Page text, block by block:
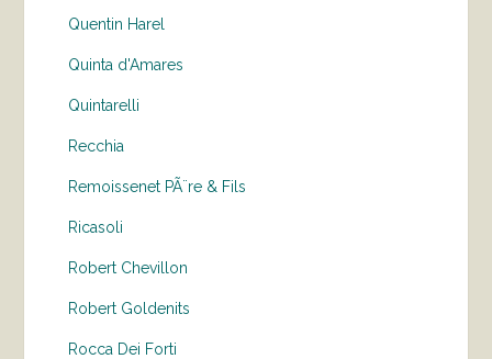
Quentin Harel
Quinta d'Amares
Quintarelli
Recchia
Remoissenet PÃ¨re & Fils
Ricasoli
Robert Chevillon
Robert Goldenits
Rocca Dei Forti